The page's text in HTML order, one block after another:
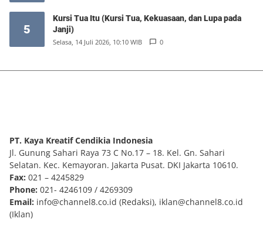
5
Kursi Tua Itu (Kursi Tua, Kekuasaan, dan Lupa pada
Janji)
Selasa, 14 Juli 2026, 10:10 WIB 0
PT. Kaya Kreatif Cendikia Indonesia
Jl. Gunung Sahari Raya 73 C No.17 – 18. Kel. Gn. Sahari
Selatan. Kec. Kemayoran. Jakarta Pusat. DKI Jakarta 10610.
Fax: 021 – 4245829
Phone: 021- 4246109 / 4269309
Email: info@channel8.co.id (Redaksi), iklan@channel8.co.id
(Iklan)